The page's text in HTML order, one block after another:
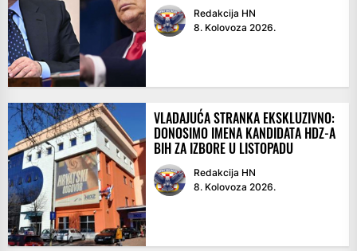
Redakcija HN
8. Kolovoza 2026.
VLADAJUĆA STRANKA EKSKLUZIVNO:
DONOSIMO IMENA KANDIDATA HDZ-A
BIH ZA IZBORE U LISTOPADU
Redakcija HN
8. Kolovoza 2026.